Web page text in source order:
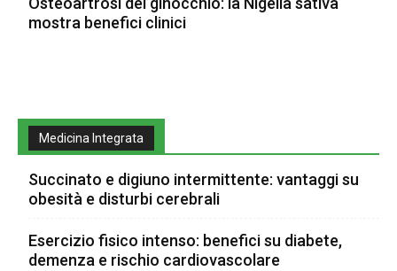
mostra benefici clinici
Medicina Integrata
Succinato e digiuno intermittente: vantaggi su
obesità e disturbi cerebrali
Esercizio fisico intenso: benefici su diabete,
demenza e rischio cardiovascolare